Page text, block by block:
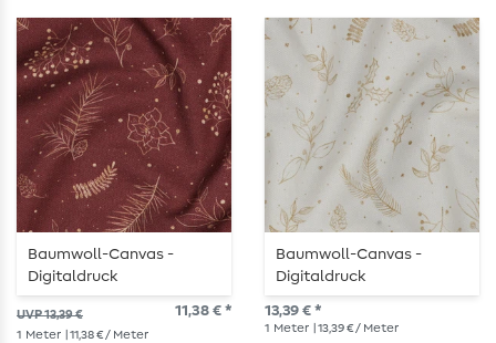
Baumwoll-Canvas -
Digitaldruck
Weihnachtszweige
Bordeaux
UVP 13,39 € 11,38 € *
1 Meter | 11,38 € / Meter
Baumwoll-Canvas -
Digitaldruck
Weihnachtszweige Weiß
13,39 € *
1 Meter | 13,39 € / Meter